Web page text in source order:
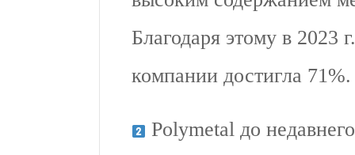
Благодаря этому в 2023
компании достигла
Polymetal до